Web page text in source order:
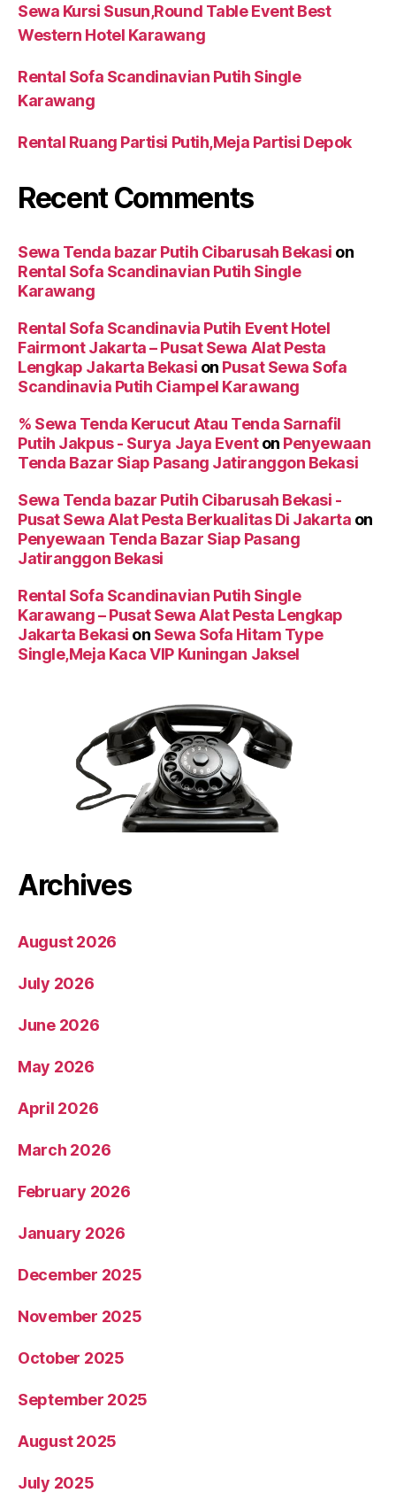
Sewa Kursi Susun,Round Table Event Best
Western Hotel Karawang
Rental Sofa Scandinavian Putih Single
Karawang
Rental Ruang Partisi Putih,Meja Partisi Depok
Recent Comments
Sewa Tenda bazar Putih Cibarusah Bekasi on
Rental Sofa Scandinavian Putih Single
Karawang
Rental Sofa Scandinavia Putih Event Hotel
Fairmont Jakarta – Pusat Sewa Alat Pesta
Lengkap Jakarta Bekasi on Pusat Sewa Sofa
Scandinavia Putih Ciampel Karawang
% Sewa Tenda Kerucut Atau Tenda Sarnafil
Putih Jakpus - Surya Jaya Eventon Penyewaan
Tenda Bazar Siap Pasang Jatiranggon Bekasi
Sewa Tenda bazar Putih Cibarusah Bekasi -
Pusat Sewa Alat Pesta Berkualitas Di Jakarta on
Penyewaan Tenda Bazar Siap Pasang
Jatiranggon Bekasi
Rental Sofa Scandinavian Putih Single
Karawang – Pusat Sewa Alat Pesta Lengkap
Jakarta Bekasi on Sewa Sofa Hitam Type
Single,Meja Kaca VIP Kuningan Jaksel
Archives
August 2026
July 2026
June 2026
May 2026
April 2026
March 2026
February 2026
January 2026
December 2025
November 2025
October 2025
September 2025
August 2025
July 2025